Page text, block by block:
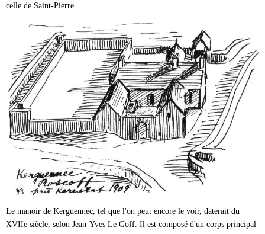
celle de Saint-Pierre.
Le manoir de Kerguennec, tel que l'on peut encore le voir, daterait du
XVIIe siècle, selon Jean-Yves Le Goff. Il est composé d'un corps principal